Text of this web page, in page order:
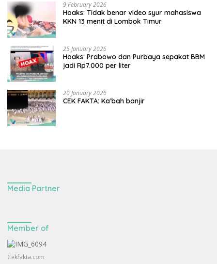
9 February 2026
Hoaks: Tidak benar video syur mahasiswa
KKN 13 menit di Lombok Timur
25 January 2026
Hoaks: Prabowo dan Purbaya sepakat BBM
jadi Rp7.000 per liter
20 January 2026
CEK FAKTA: Ka’bah banjir
Media Partner
Member of
Cekfakta.com